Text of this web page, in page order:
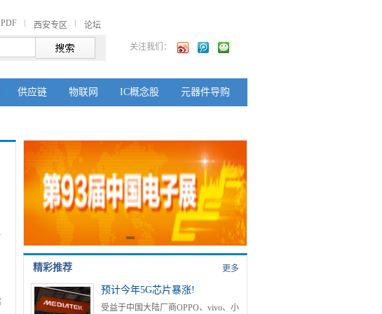
PDF 西安专区 论坛
关注我们：
供应链 物联网 IC概念股 元器件导购
更多
精彩推荐
预计今年5G芯片暴涨!
受益于中国大陆厂商OPPO、vivo、小